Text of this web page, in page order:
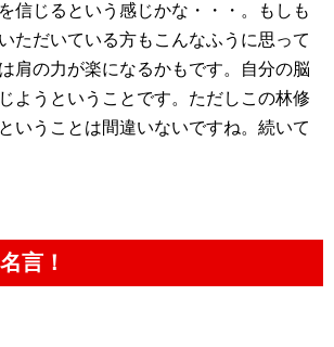
信じるという感じかな・・・。もしも
ただいている方もこんなふうに思って
肩の力が楽になるかもです。自分の脳
ようということです。ただしこの林修
いうことは間違いないですね。続いて
言！